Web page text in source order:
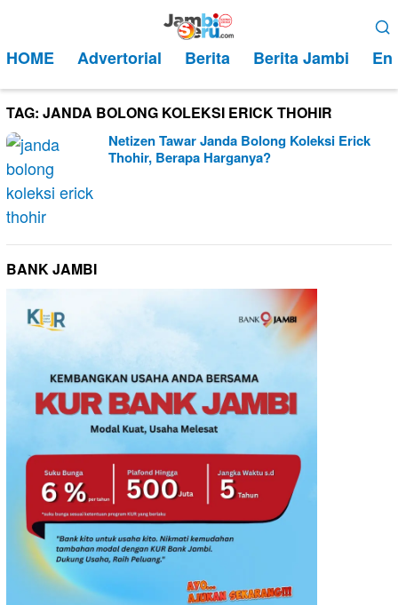
kontenMobile
HOME Advertorial Berita Berita Jambi
TAG: JANDA BOLONG KOLEKSI ERICK THOHIR
Netizen Tawar Janda Bolong Koleksi Erick
Thohir, Berapa Harganya?
BANK JAMBI